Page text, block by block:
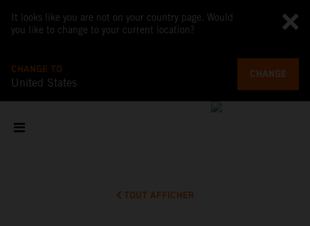
It looks like you are not on your country page. Would
you like to change to your current location?
CHANGE TO
United States
CHANGE
TOUT AFFICHER